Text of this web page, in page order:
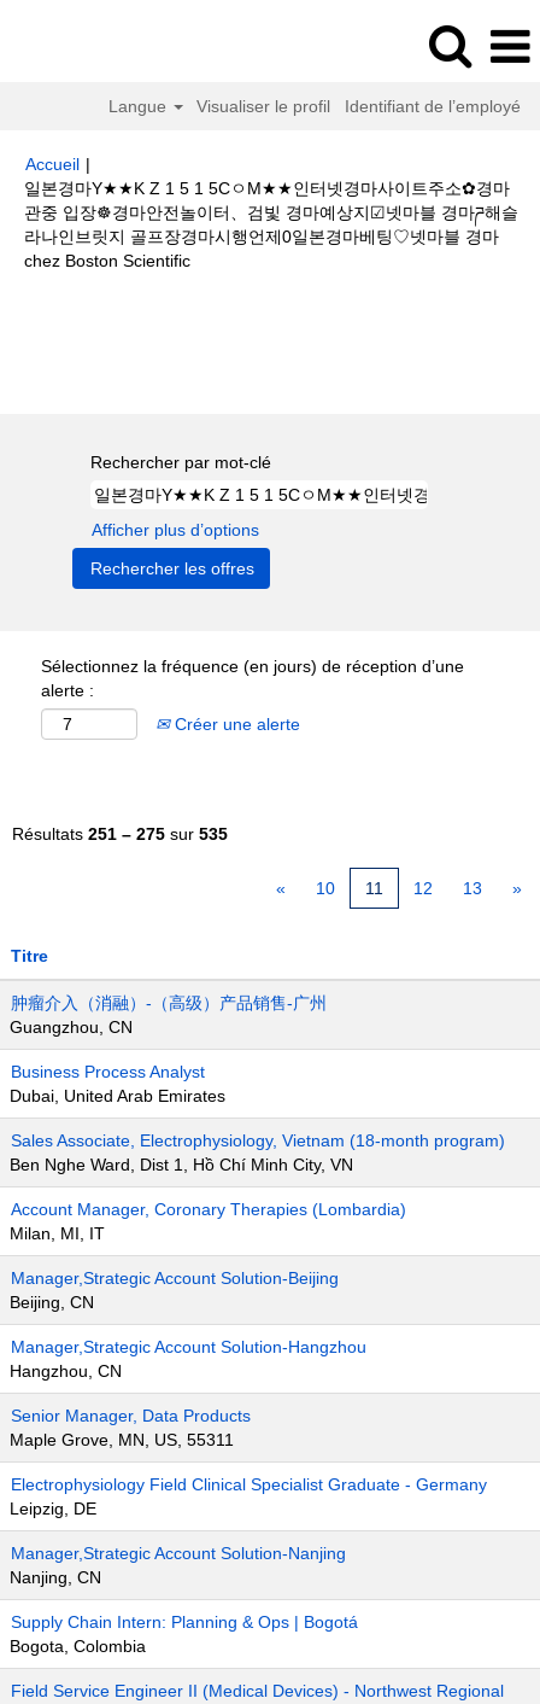
Langue Visualiser le profil Identifiant de l’employé
Accueil |
일본경마Y★★K Z 1 5 1 5CㅇM★★인터넷경마사이트주소✿경마
관중 입장☸경마안전놀이터、검빛 경마예상지☑넷마블 경마ཌ해슬
라나인브릿지 골프장경마시행언제0일본경마베팅♡넷마블 경마
chez Boston Scientific(page
Rechercher par mot-clé
Afficher plus d’options
Sélectionnez la fréquence (en jours) de réception d’une
alerte :
Créer une alerte
Résultats 251 – 275 sur 535
« 10 11 12 13 »
Titre
肿瘤介入（消融）-（高级）产品销售-广州
Guangzhou, CN
Business Process Analyst
Dubai, United Arab Emirates
Sales Associate, Electrophysiology, Vietnam (18-month program)
Ben Nghe Ward, Dist 1, Hồ Chí Minh City, VN
Account Manager, Coronary Therapies (Lombardia)
Milan, MI, IT
Manager,Strategic Account Solution-Beijing
Beijing, CN
Manager,Strategic Account Solution-Hangzhou
Hangzhou, CN
Senior Manager, Data Products
Maple Grove, MN, US, 55311
Electrophysiology Field Clinical Specialist Graduate - Germany
Leipzig, DE
Manager,Strategic Account Solution-Nanjing
Nanjing, CN
Supply Chain Intern: Planning & Ops | Bogotá
Bogota, Colombia
Field Service Engineer II (Medical Devices) - Northwest Regional